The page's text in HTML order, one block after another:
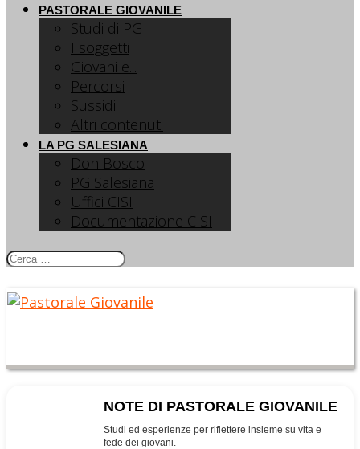
PASTORALE GIOVANILE
Studi di PG
I soggetti
Giovani e...
Percorsi
Sussidi
Altri contenuti
LA PG SALESIANA
Don Bosco
PG Salesiana
Uffici CISI
Documentazione CISI
NOTE DI PASTORALE GIOVANILE
Studi ed esperienze per riflettere insieme su vita e
fede dei giovani.